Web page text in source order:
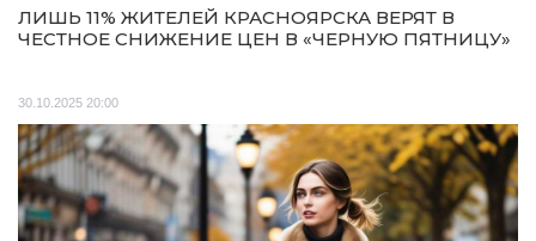
ЛИШЬ 11% ЖИТЕЛЕЙ КРАСНОЯРСКА ВЕРЯТ В
ЧЕСТНОЕ СНИЖЕНИЕ ЦЕН В «ЧЕРНУЮ ПЯТНИЦУ»
30.10.2025 20:00